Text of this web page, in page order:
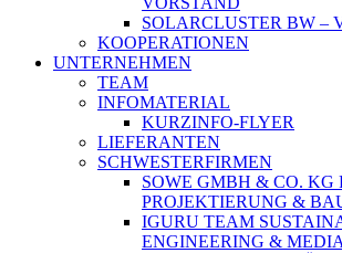
SOLARCLUSTER BW –
KOOPERATIONEN
UNTERNEHMEN
TEAM
INFOMATERIAL
KURZINFO-FLYER
LIEFERANTEN
SCHWESTERFIRMEN
SOWE GMBH & CO. KG
PROJEKTIERUNG &
IGURU TEAM
ENGINEERING & MEDIA